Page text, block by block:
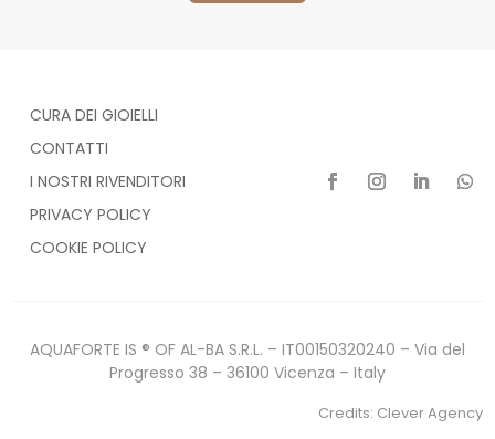
CURA DEI GIOIELLI
CONTATTI
I NOSTRI RIVENDITORI
PRIVACY POLICY
COOKIE POLICY
AQUAFORTE IS ® OF AL-BA S.R.L. – IT00150320240 – Via del
Progresso 38 – 36100 Vicenza – Italy
Credits: Clever Agency